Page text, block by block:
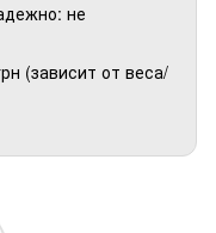
не
(зависит от веса/